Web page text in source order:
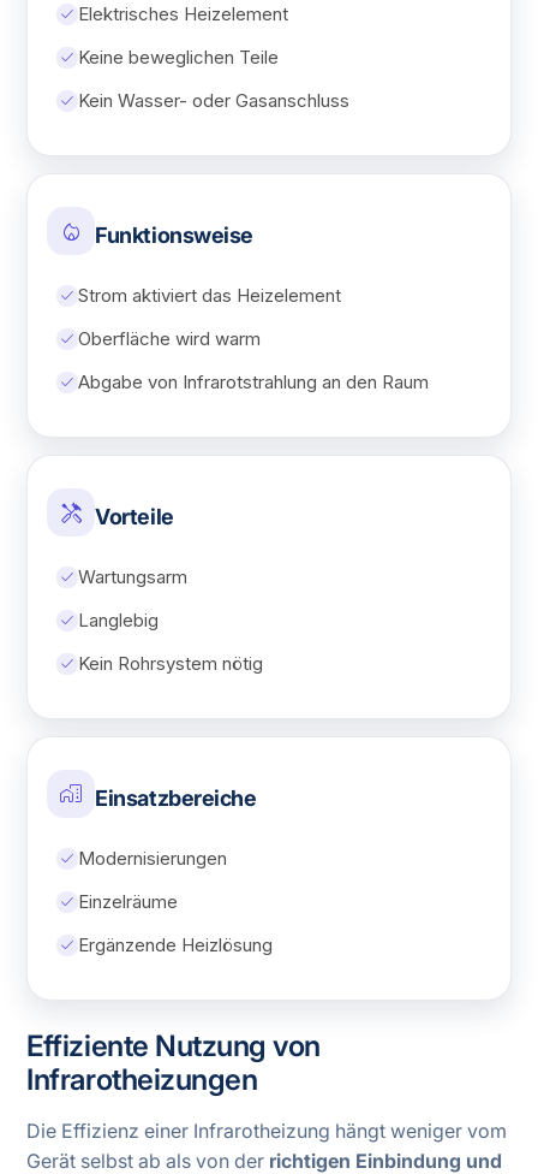
check Elektrisches Heizelement
check Keine beweglichen Teile
check Kein Wasser- oder Gasanschluss
local_fire_department Funktionsweise
check Strom aktiviert das Heizelement
check Oberfläche wird warm
check Abgabe von Infrarotstrahlung an den Raum
handyman Vorteile
check Wartungsarm
check Langlebig
check Kein Rohrsystem nötig
home_work Einsatzbereiche
check Modernisierungen
check Einzelräume
check Ergänzende Heizlösung
Effiziente Nutzung von
Infrarotheizungen
Die Effizienz einer Infrarotheizung hängt weniger vom
Gerät selbst ab als von der richtigen Einbindung und